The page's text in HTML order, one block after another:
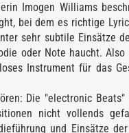
Imogen Williams
bei dem es richtige
sehr subtile Einsätze
oder Note haucht. Also
Instrument für das
Die "electronic Beats"
nicht vollends
und Einsätze